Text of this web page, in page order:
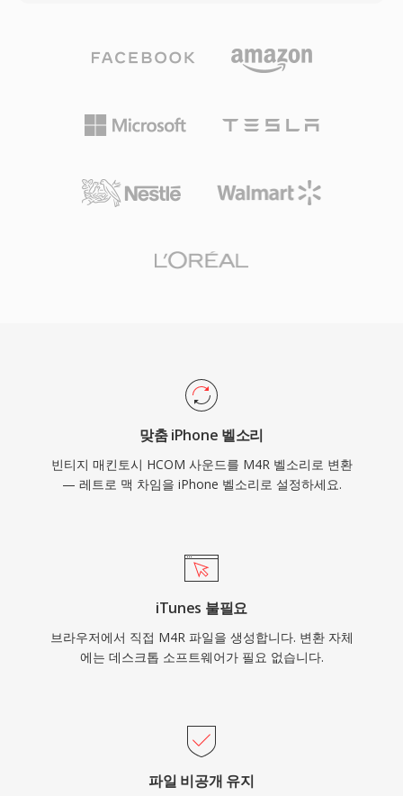
사운드 아카이브에 걸친 역사적 보편성입니다.
M4R을 만들려면 짧은 오디오 클립을 AAC로 인코
니다. iTunes(또는 최신 macOS의 Apple Music)와
GarageBand 모두 내장 워크플로를 제공하며,
수 있습니다. 동기화하거나 다운로드하면 벨소리
AirDrop을 통한 모든 iPhone에의 간편한 배포, 작
맞춤 iPhone 벨소리
빈티지 매킨토시 HCOM 사운드를 M4R 벨소리로 변환
— 레트로 맥 차임을 iPhone 벨소리로 설정하세요.
iTunes 불필요
브라우저에서 직접 M4R 파일을 생성합니다. 변환 자체
에는 데스크톱 소프트웨어가 필요 없습니다.
파일 비공개 유지